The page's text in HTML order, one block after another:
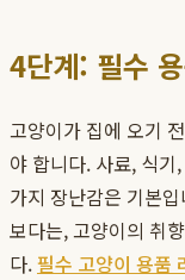
4단계: 필수
고양이가 집에 오기
야 합니다. 사료, 식
가지 장난감은 기본
보다는, 고양이의 취
다.필수 고양이 용품